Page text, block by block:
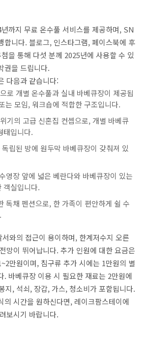
까지 무료 온수풀 서비스를 제공하며, SN
합니다. 블로그, 인스타그램, 페이스북에 후
을 통해 다섯 분께 2025년에 사용할 수 있
권을 드립니다.
다음과 같습니다:
로 개별 온수풀과 실내 바베큐장이 제공됩
는 모임, 워크숍에 적합한 구조입니다.
기의 고급 신혼집 컨셉으로, 개별 바베큐
태입니다.
립된 방에 원두막 바베큐장이 갖춰져 있
영장 앞에 넓은 베란다와 바베큐장이 있는
객실입니다.
독채 펜션으로, 한 가족이 편안하게 쉴 수
와의 접근이 용이하며, 한계저수지 오른
망이 뛰어납니다. 추가 인원에 대한 요금은
만원이며, 침구류 추가 시에는 1만원의 별
. 바베큐장 이용 시 필요한 재료는 2만원에
지, 석쇠, 장갑, 가스, 청소비가 포함됩니다.
의 시간을 원하신다면, 레이크팜스테이에
보시기 바랍니다.